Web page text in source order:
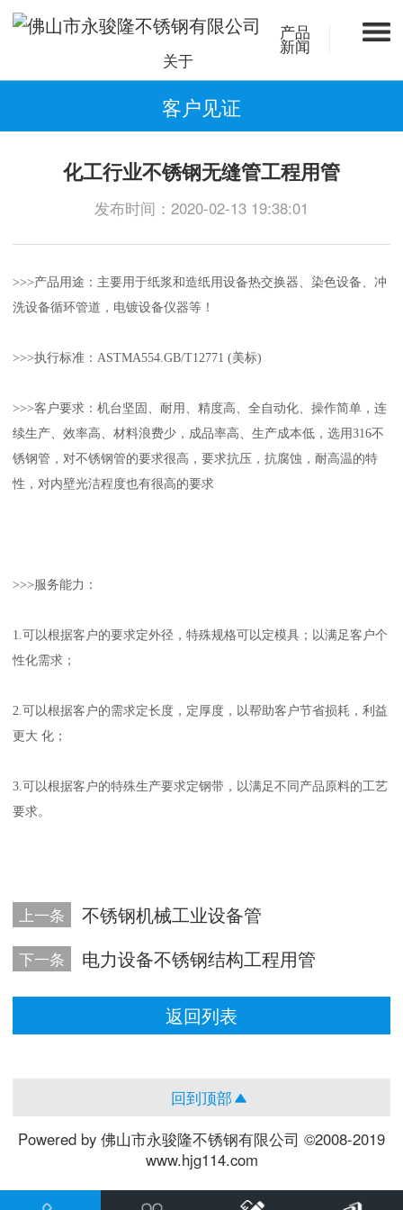
产品
新闻
关于
客户见证
化工行业不锈钢无缝管工程用管
发布时间：2020-02-13 19:38:01
>>>产品用途：主要用于纸浆和造纸用设备热交换器、染色设备、冲
洗设备循环管道，电镀设备仪器等！
>>>执行标准：ASTMA554.GB/T12771 (美标)
>>>客户要求：机台坚固、耐用、精度高、全自动化、操作简单，连
续生产、效率高、材料浪费少，成品率高、生产成本低，选用316不
锈钢管，对不锈钢管的要求很高，要求抗压，抗腐蚀，耐高温的特
性，对内壁光洁程度也有很高的要求
>>>服务能力：
1.可以根据客户的要求定外径，特殊规格可以定模具；以满足客户个
性化需求；
2.可以根据客户的需求定长度，定厚度，以帮助客户节省损耗，利益
更大 化；
3.可以根据客户的特殊生产要求定钢带，以满足不同产品原料的工艺
要求。
上一条 不锈钢机械工业设备管
下一条 电力设备不锈钢结构工程用管
返回列表
回到顶部
Powered by 佛山市永骏隆不锈钢有限公司 ©2008-2019
www.hjg114.com